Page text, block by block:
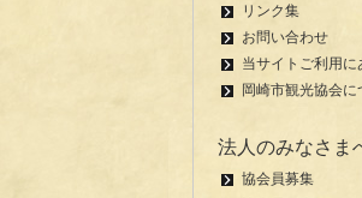
リンク集
お問い合わせ
当サイトご利用に
岡崎市観光協会に
法人のみなさま
協会員募集